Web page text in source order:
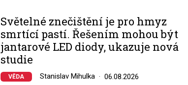
Světelné znečištění je pro hmyz
smrtící pastí. Řešením mohou být
jantarové LED diody, ukazuje nová
studie
VĚDA Stanislav Mihulka 06.08.2026